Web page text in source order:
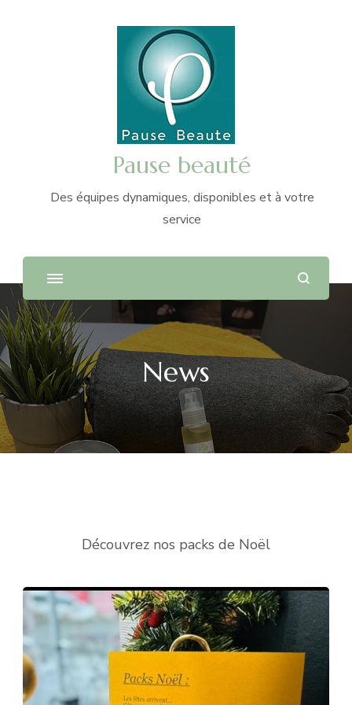
Pause beauté
Des équipes dynamiques, disponibles et à votre
service
News
Découvrez nos packs de Noël